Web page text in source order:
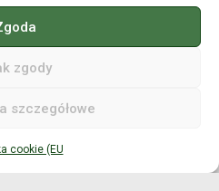
zgody
szczegółowe
cookie (EU